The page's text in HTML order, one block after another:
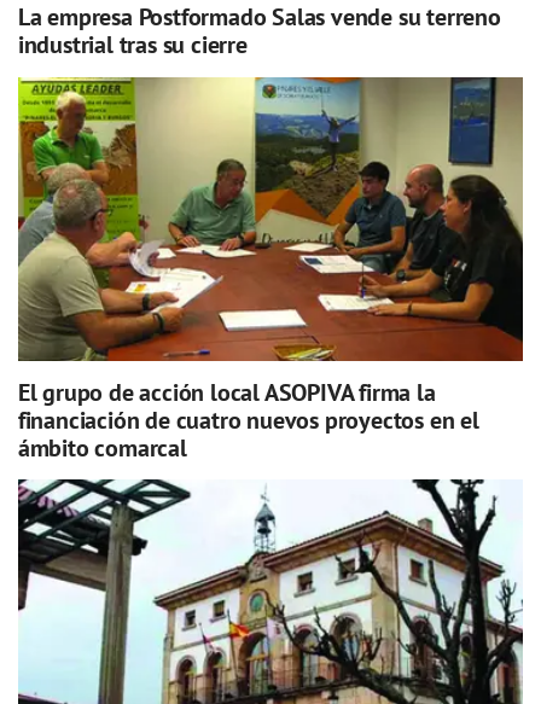
La empresa Postformado Salas vende su terreno
industrial tras su cierre
El grupo de acción local ASOPIVA firma la
financiación de cuatro nuevos proyectos en el
ámbito comarcal